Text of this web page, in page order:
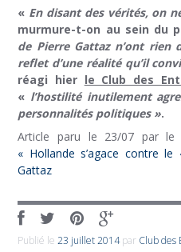
« En disant des vérités, on
murmure-t-on au sein du
de Pierre Gattaz n’ont rien
reflet d’une réalité qu’il
réagi hier le Club des
« l’hostilité inutilement
personnalités politiques ».
Article paru le 23/07 par le
« Hollande s’agace contre
Gattaz
Publié le23 juillet 2014par Club des